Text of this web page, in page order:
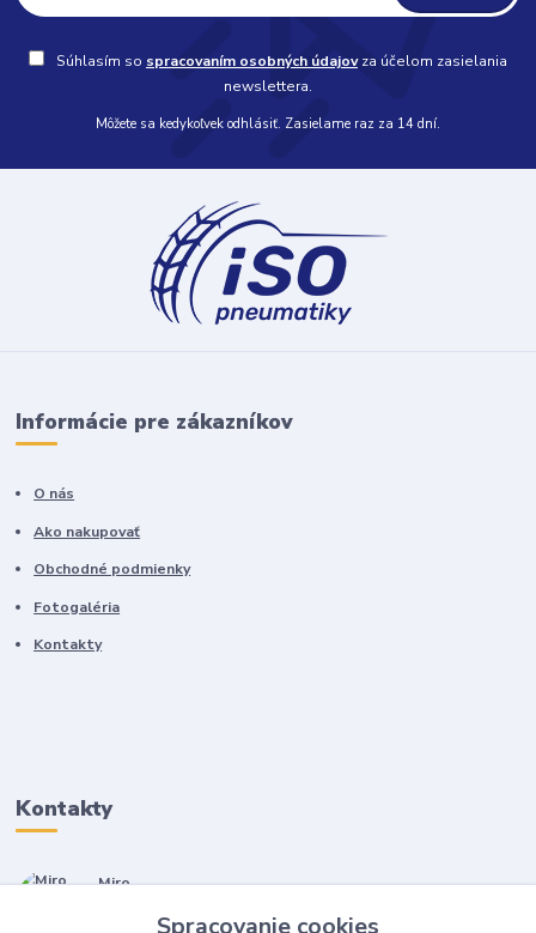
Súhlasím so spracovaním osobných údajovza účelom zasielania
newslettera.
Môžete sa kedykoľvek odhlásiť. Zasielame raz za 14 dní.
Informácie pre zákazníkov
O nás
Ako nakupovať
Obchodné podmienky
Fotogaléria
Kontakty
Kontakty
Miro
(Po-Pia, 7-17 hod.)
Spracovanie cookies